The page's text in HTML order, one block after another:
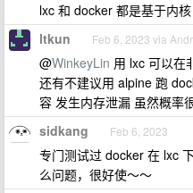
lxc 和 docker 都是基于内
ltkun Feb 6, 2023 via
@WinkeyLin 用 lxc 可以在
还有不建议用 alpine 跑
容 发生内存泄漏 虽然概率
sidkang Feb 6, 2023
专门测试过 docker 在 lxc
么问题，很好使～～